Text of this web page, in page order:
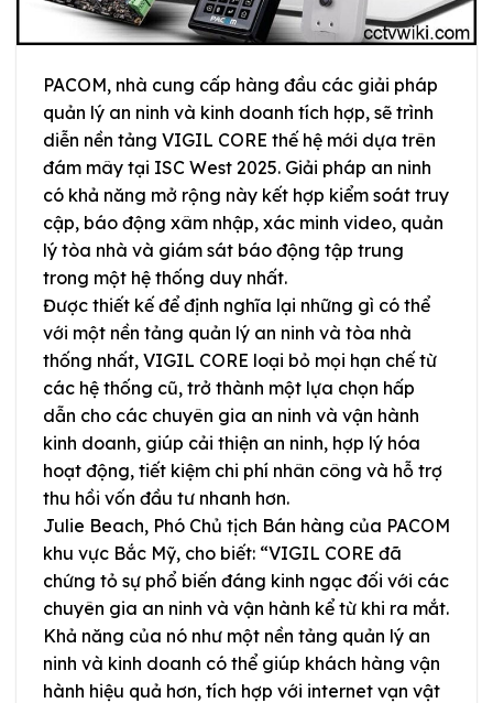
PACOM, nhà cung cấp hàng đầu các giải pháp
quản lý an ninh và kinh doanh tích hợp, sẽ trình
diễn nền tảng VIGIL CORE thế hệ mới dựa trên
đám mây tại ISC West 2025. Giải pháp an ninh
có khả năng mở rộng này kết hợp kiểm soát truy
cập, báo động xâm nhập, xác minh video, quản
lý tòa nhà và giám sát báo động tập trung
trong một hệ thống duy nhất.
Được thiết kế để định nghĩa lại những gì có thể
với một nền tảng quản lý an ninh và tòa nhà
thống nhất, VIGIL CORE loại bỏ mọi hạn chế từ
các hệ thống cũ, trở thành một lựa chọn hấp
dẫn cho các chuyên gia an ninh và vận hành
kinh doanh, giúp cải thiện an ninh, hợp lý hóa
hoạt động, tiết kiệm chi phí nhân công và hỗ trợ
thu hồi vốn đầu tư nhanh hơn.
Julie Beach, Phó Chủ tịch Bán hàng của PACOM
khu vực Bắc Mỹ, cho biết: “VIGIL CORE đã
chứng tỏ sự phổ biến đáng kinh ngạc đối với các
chuyên gia an ninh và vận hành kể từ khi ra mắt.
Khả năng của nó như một nền tảng quản lý an
ninh và kinh doanh có thể giúp khách hàng vận
hành hiệu quả hơn, tích hợp với internet vạn vật